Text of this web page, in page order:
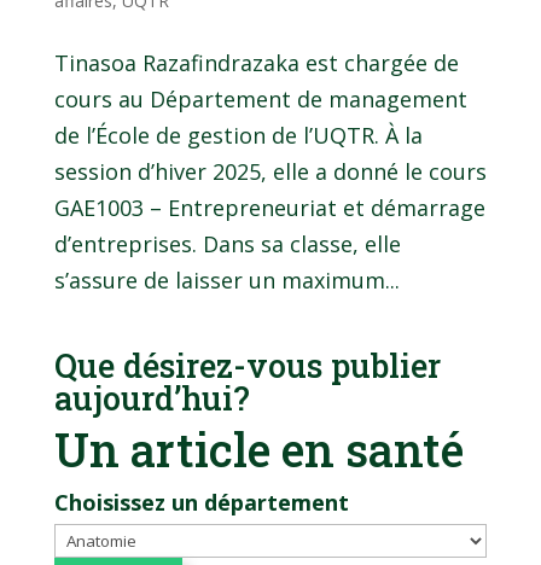
Tinasoa Razafindrazaka est chargée de
cours au Département de management
de l’École de gestion de l’UQTR. À la
session d’hiver 2025, elle a donné le cours
GAE1003 – Entrepreneuriat et démarrage
d’entreprises. Dans sa classe, elle
s’assure de laisser un maximum...
Que désirez-vous publier
aujourd’hui?
Un article en santé
Choisissez un département